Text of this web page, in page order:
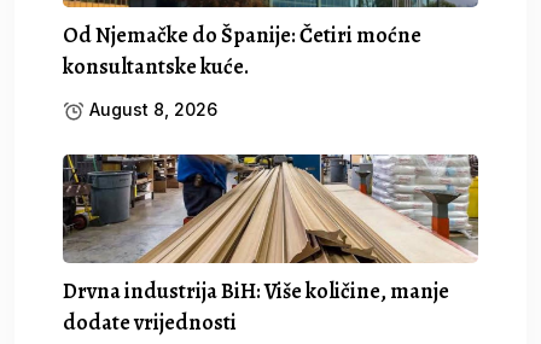
Od Njemačke do Španije: Četiri moćne
konsultantske kuće.
August 8, 2026
Drvna industrija BiH: Više količine, manje
dodate vrijednosti